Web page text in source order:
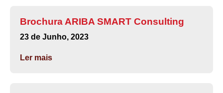
Brochura ARIBA SMART Consulting
23 de Junho, 2023
Ler mais